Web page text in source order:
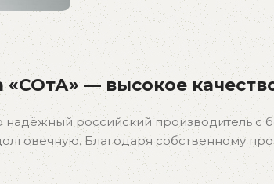
— высокое
надёжный российский производитель с
Благодаря собственному